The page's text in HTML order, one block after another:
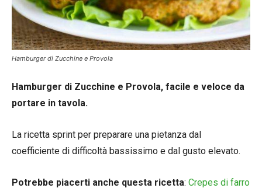
Hamburger di Zucchine e Provola
Hamburger di Zucchine e Provola, facile e veloce da
portare in tavola.
La ricetta sprint per preparare una pietanza dal
coefficiente di difficoltà bassissimo e dal gusto elevato.
Potrebbe piacerti anche questa ricetta: Crepes di farro